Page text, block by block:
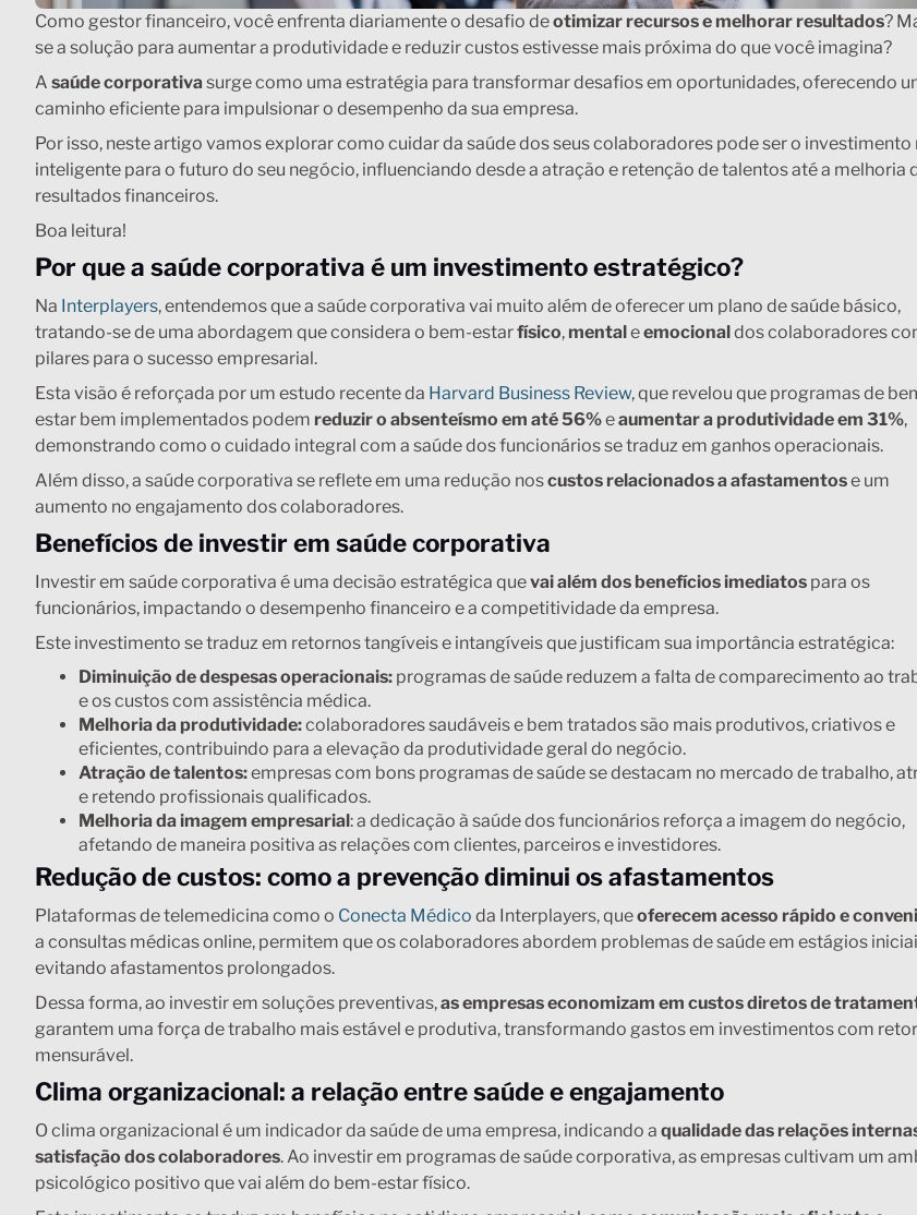
Como gestor financeiro, você enfrenta diariamente o desafio deotimizar recursos e melhorar resultados?
se a solução para aumentar a produtividade e reduzir custos estivesse mais próxima do que você imagina?
A saúde corporativa surge como uma estratégia para transformar desafios em oportunidades, oferecendo
caminho eficiente para impulsionar o desempenho da sua empresa.
Por isso, neste artigo vamos explorar como cuidar da saúde dos seus colaboradores pode ser o investimento
inteligente para o futuro do seu negócio, influenciando desde a atração e retenção de talentos até a melhoria
resultados financeiros.
Boa leitura!
Por que a saúde corporativa é um investimento estratégico?
Na Interplayers, entendemos que a saúde corporativa vai muito além de oferecer um plano de saúde básico,
tratando-se de uma abordagem que considera o bem-estarfísico, mentaleemocionaldos colaboradores
pilares para o sucesso empresarial.
Esta visão é reforçada por um estudo recente da Harvard Business Review, que revelou que programas de
estar bem implementados podem reduzir o absenteísmo em até 56%eaumentar a produtividade em 31%,
demonstrando como o cuidado integral com a saúde dos funcionários se traduz em ganhos operacionais.
Além disso, a saúde corporativa se reflete em uma redução noscustos relacionados a afastamentose um
aumento no engajamento dos colaboradores.
Benefícios de investir em saúde corporativa
Investir em saúde corporativa é uma decisão estratégica quevai além dos benefícios imediatos para os
funcionários, impactando o desempenho financeiro e a competitividade da empresa.
Este investimento se traduz em retornos tangíveis e intangíveis que justificam sua importância estratégica:
Diminuição de despesas operacionais: programas de saúde reduzem a falta de comparecimento ao
e os custos com assistência médica.
Melhoria da produtividade:colaboradores saudáveis e bem tratados são mais produtivos, criativos e
eficientes, contribuindo para a elevação da produtividade geral do negócio.
Atração de talentos:empresas com bons programas de saúde se destacam no mercado de trabalho,
e retendo profissionais qualificados.
Melhoria da imagem empresarial: a dedicação à saúde dos funcionários reforça a imagem do negócio,
afetando de maneira positiva as relações com clientes, parceiros e investidores.
Redução de custos: como a prevenção diminui os afastamentos
Plataformas de telemedicina como o Conecta Médico da Interplayers, queoferecem acesso rápido e
a consultas médicas online, permitem que os colaboradores abordem problemas de saúde em estágios
evitando afastamentos prolongados.
Dessa forma, ao investir em soluções preventivas,as empresas economizam em custos diretos de
garantem uma força de trabalho mais estável e produtiva, transformando gastos em investimentos com
mensurável.
Clima organizacional: a relação entre saúde e engajamento
O clima organizacional é um indicador da saúde de uma empresa, indicando a qualidade das relações
satisfação dos colaboradores. Ao investir em programas de saúde corporativa, as empresas cultivam um
psicológico positivo que vai além do bem-estar físico.